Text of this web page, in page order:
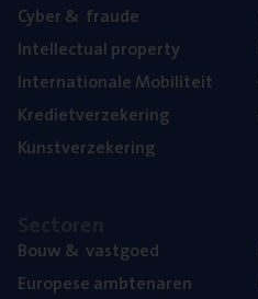
Cyber& fraude
Intel­lec­tu­al property
Inter­na­ti­o­na­le Mobiliteit
Kre­diet­ver­ze­ke­ring
Kunst­ver­ze­ke­ring
Bouw& vastgoed
Euro­pe­se ambtenaren